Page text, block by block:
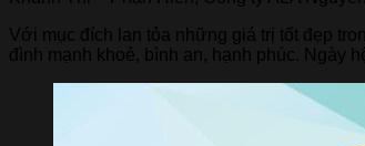
Với mục đích lan tỏa những giá trị tốt đẹp
đình mạnh khoẻ, bình an, hạnh phúc. Ngày